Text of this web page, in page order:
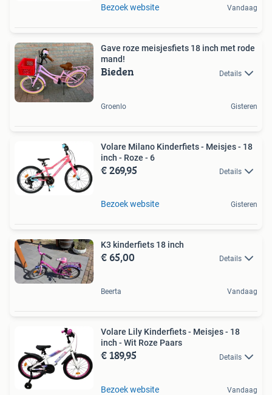
Bezoek website Vandaag
Gave roze meisjesfiets 18 inch met rode
mand!
Bieden Details
Groenlo Gisteren
Volare Milano Kinderfiets - Meisjes - 18
inch - Roze - 6
€ 269,95 Details
Bezoek website Gisteren
K3 kinderfiets 18 inch
€ 65,00 Details
Beerta Vandaag
Volare Lily Kinderfiets - Meisjes - 18
inch - Wit Roze Paars
€ 189,95 Details
Bezoek website Vandaag